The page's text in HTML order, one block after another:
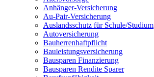
Anhänger-Versicherung
Au-Pair-Versicherung
Auslandsschutz für Schule/Studium
Autoversicherung
Bauherrenhaftpflicht
Bauleistungsversicherung
Bausparen Finanzierung
Bausparen Rendite Sparer